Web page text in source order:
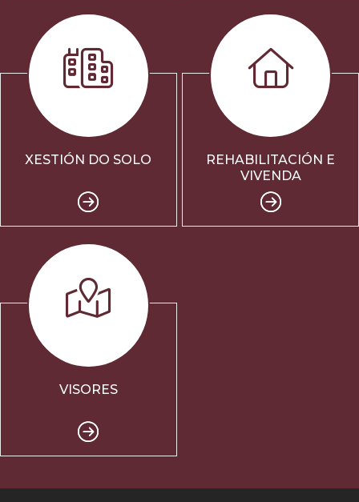
XESTIÓN DO SOLO
REHABILITACIÓN E
VIVENDA
VISORES